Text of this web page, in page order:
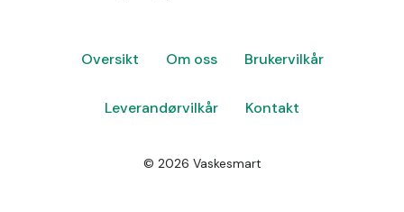
Oversikt Om oss Brukervilkår
Leverandørvilkår Kontakt
© 2026 Vaskesmart